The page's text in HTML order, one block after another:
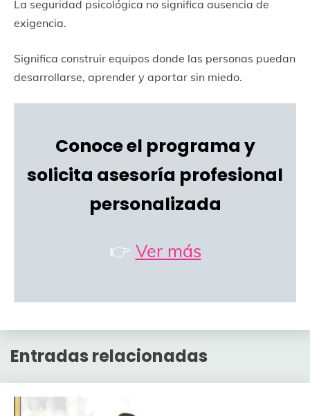
La seguridad psicológica no significa ausencia de
exigencia.
Significa construir equipos donde las personas puedan
desarrollarse, aprender y aportar sin miedo.
Conoce el programa y
solicita asesoría profesional
personalizada
👉 Ver más
Entradas relacionadas